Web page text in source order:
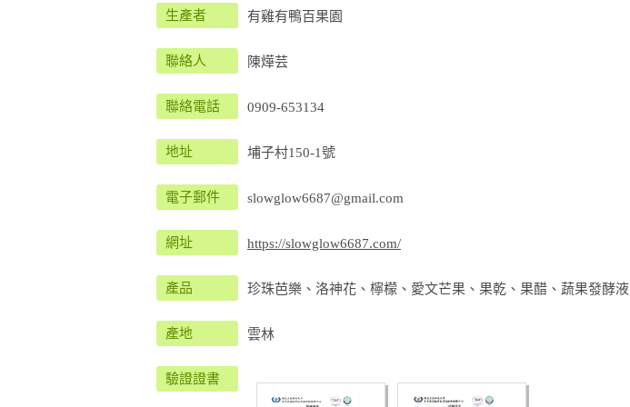
生產者 有雞有鴨百果園
聯絡人 陳燁芸
聯絡電話 0909-653134
地址 埔子村150-1號
電子郵件 slowglow6687@gmail.com
網址 https://slowglow6687.com/
產品 珍珠芭樂、洛神花、檸檬、愛文芒果、果乾、果醋、蔬果發酵液
產地 雲林
驗證證書